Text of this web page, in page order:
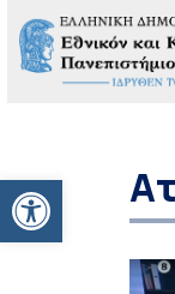
Ανοίξτε τη γραμμή